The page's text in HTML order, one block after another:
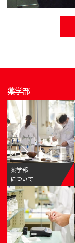
薬学部
薬学部
について